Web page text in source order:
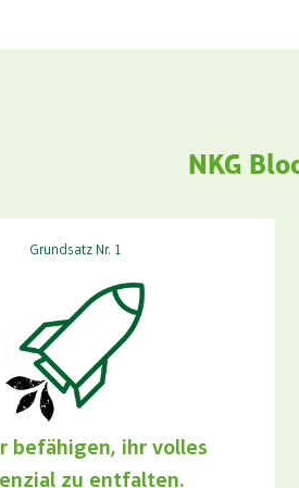
NKG
Grundsatz Nr. 1
befähigen, ihr volles
zu entfalten.